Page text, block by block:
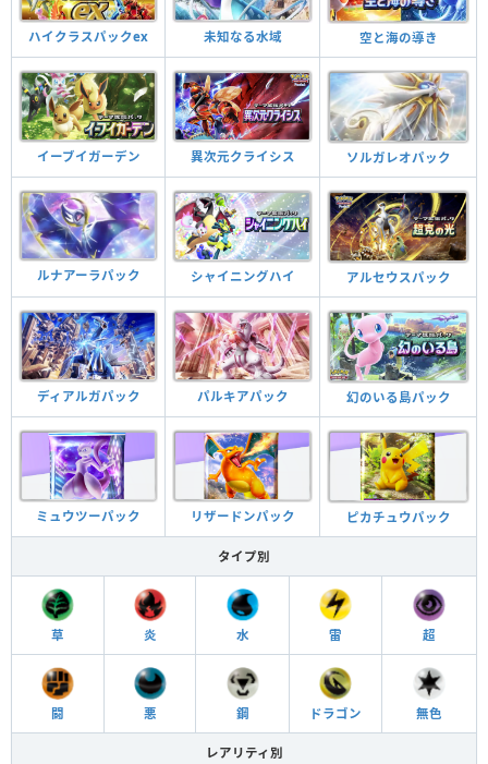
ハイクラスパックex 未知なる水域 空と海の導き
イーブイガーデン 異次元クライシス ソルガレオパック
ルナアーラパック シャイニングハイ アルセウスパック
ディアルガパック パルキアパック 幻のいる島パック
ミュウツーパック リザードンパック ピカチュウパック
タイプ別
草 炎 水 雷 超
闘 悪 鋼 ドラゴン 無色
レアリティ別